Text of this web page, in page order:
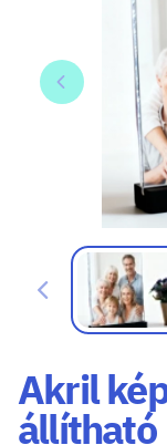
Akril
állítható